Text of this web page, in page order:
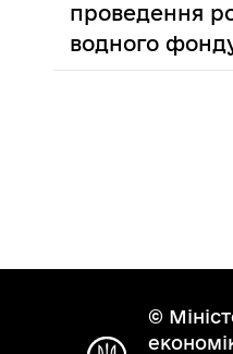
проведення
водного
©